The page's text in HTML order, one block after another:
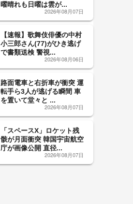
曜晴れも日曜は雲が...
2026年08月07日
【速報】歌舞伎俳優の中村
小三郎さん(77)がひき逃げ
で書類送検 警視...
2026年08月06日
路面電車と右折車が衝突 運
転手ら3人が逃げる瞬間 車
を置いて堂々と ...
2026年08月07日
「スペースX」ロケット残
骸が月面衝突 韓国宇宙航空
庁が画像公開 直径...
2026年08月07日